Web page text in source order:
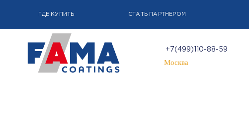
ГДЕ КУПИТЬ СТАТЬ ПАРТНЕРОМ
+7(499)110-88-59
Москва